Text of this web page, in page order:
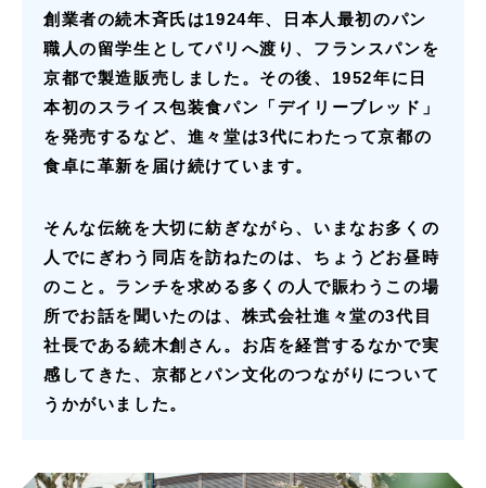
創業者の続木斉氏は1924年、日本人最初のパン
職人の留学生としてパリへ渡り、フランスパンを
京都で製造販売しました。その後、1952年に日
本初のスライス包装食パン「デイリーブレッド」
を発売するなど、進々堂は3代にわたって京都の
食卓に革新を届け続けています。
そんな伝統を大切に紡ぎながら、いまなお多くの
人でにぎわう同店を訪ねたのは、ちょうどお昼時
のこと。ランチを求める多くの人で賑わうこの場
所でお話を聞いたのは、株式会社進々堂の3代目
社長である続木創さん。お店を経営するなかで実
感してきた、京都とパン文化のつながりについて
うかがいました。